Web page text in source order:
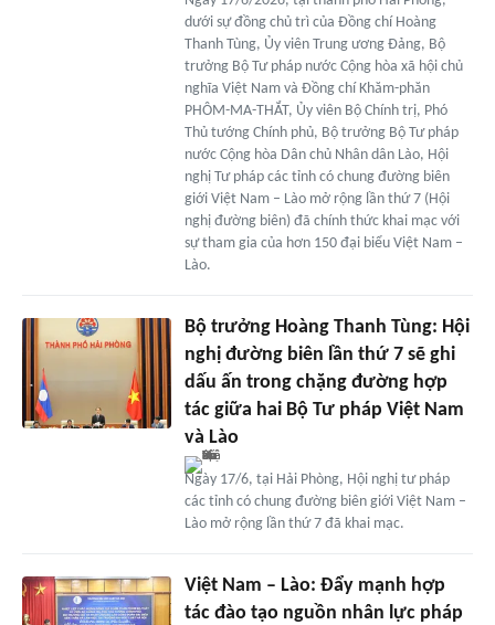
dưới sự đồng chủ trì của Đồng chí Hoàng
Thanh Tùng, Ủy viên Trung ương Đảng, Bộ
trưởng Bộ Tư pháp nước Cộng hòa xã hội chủ
nghĩa Việt Nam và Đồng chí Khăm-phăn
PHÔM-MA-THẮT, Ủy viên Bộ Chính trị, Phó
Thủ tướng Chính phủ, Bộ trưởng Bộ Tư pháp
nước Cộng hòa Dân chủ Nhân dân Lào, Hội
nghị Tư pháp các tỉnh có chung đường biên
giới Việt Nam – Lào mở rộng lần thứ 7 (Hội
nghị đường biên) đã chính thức khai mạc với
sự tham gia của hơn 150 đại biểu Việt Nam –
Lào.
Bộ trưởng Hoàng Thanh Tùng: Hội
nghị đường biên lần thứ 7 sẽ ghi
dấu ấn trong chặng đường hợp
tác giữa hai Bộ Tư pháp Việt Nam
và Lào
Ngày 17/6, tại Hải Phòng, Hội nghị tư pháp
các tỉnh có chung đường biên giới Việt Nam –
Lào mở rộng lần thứ 7 đã khai mạc.
Việt Nam – Lào: Đẩy mạnh hợp
tác đào tạo nguồn nhân lực pháp